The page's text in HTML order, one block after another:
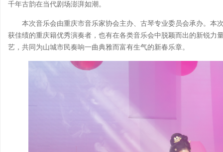
千年古韵在当代剧场澎湃如潮。
本次音乐会由重庆市音乐家协会主办、古琴专业委员会承办。本
获佳绩的重庆籍优秀演奏者，也有在各类音乐会中脱颖而出的新锐力
艺，共同为山城市民奏响一曲典雅而富有生气的新春乐章。